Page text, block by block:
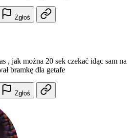
Zgłoś
, jak można 20 sek czekać idąc sam na
bramkę dla getafe
Zgłoś